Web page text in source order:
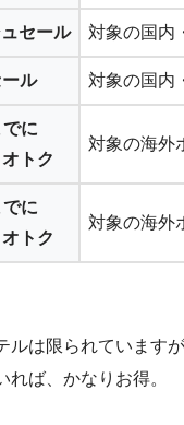
セール 対象の国内
ル 対象の国内
に
トク
対象の海外
に
トク
対象の海外
ルは限られています
れば、かなりお得。